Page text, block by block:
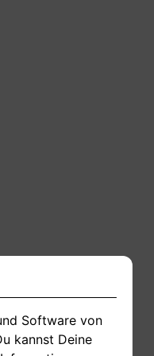
Software von
kannst Deine